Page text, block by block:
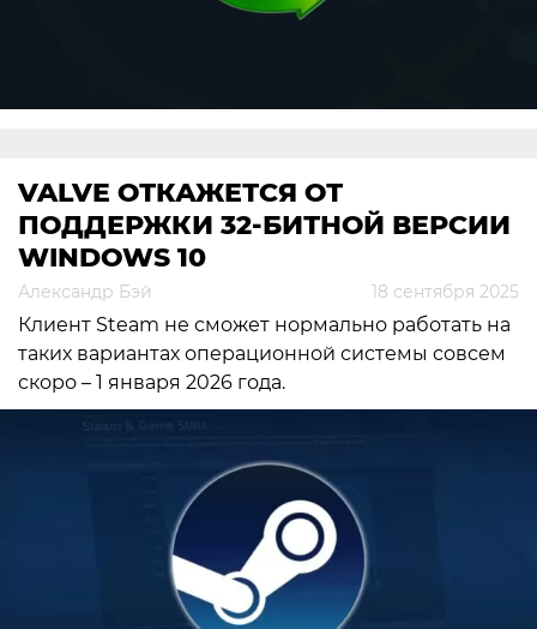
VALVE ОТКАЖЕТСЯ ОТ
ПОДДЕРЖКИ 32-БИТНОЙ ВЕРСИИ
WINDOWS 10
Александр Бэй 18 сентября 2025
Клиент Steam не сможет нормально работать на
таких вариантах операционной системы совсем
скоро – 1 января 2026 года.